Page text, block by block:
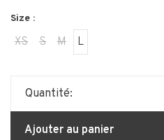
Size :
XS S M L
Quantité:
Ajouter au panier